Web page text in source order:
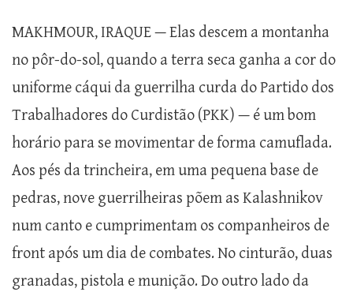
MAKHMOUR, IRAQUE — Elas descem a montanha
no pôr-do-sol, quando a terra seca ganha a cor do
uniforme cáqui da guerrilha curda do Partido dos
Trabalhadores do Curdistão (PKK) — é um bom
horário para se movimentar de forma camuflada.
Aos pés da trincheira, em uma pequena base de
pedras, nove guerrilheiras põem as Kalashnikov
num canto e cumprimentam os companheiros de
front após um dia de combates. No cinturão, duas
granadas, pistola e munição. Do outro lado da